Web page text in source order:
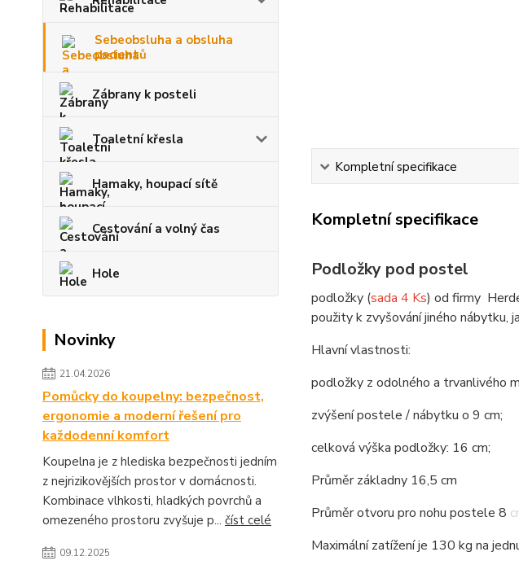
Sebeobsluha a obsluha
pacientů
Zábrany k posteli
Toaletní křesla
Hamaky, houpací sítě
Cestování a volný čas
Hole
Novinky
21.04.2026
Pomůcky do koupelny: bezpečnost,
ergonomie a moderní řešení pro
každodenní komfort
Koupelna je z hlediska bezpečnosti jedním
z nejrizikovějších prostor v domácnosti.
Kombinace vlhkosti, hladkých povrchů a
omezeného prostoru zvyšuje p... číst celé
09.12.2025
Kompletní specifikace
Kompletní specifikace
Podložky pod postel
podložky (sada 4 Ks) od firmy
použity k zvyšování jiného nábytku,
Hlavní vlastnosti:
podložky z odolného a trvanlivého
zvýšení postele / nábytku o 9 cm;
celková výška podložky: 16 cm;
Průměr základny 16,5 cm
Průměr otvoru pro nohu postele 8
Maximální zatížení je 130 kg na